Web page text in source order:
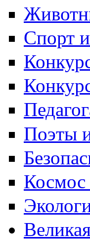
Спорт
Поэты
Космос